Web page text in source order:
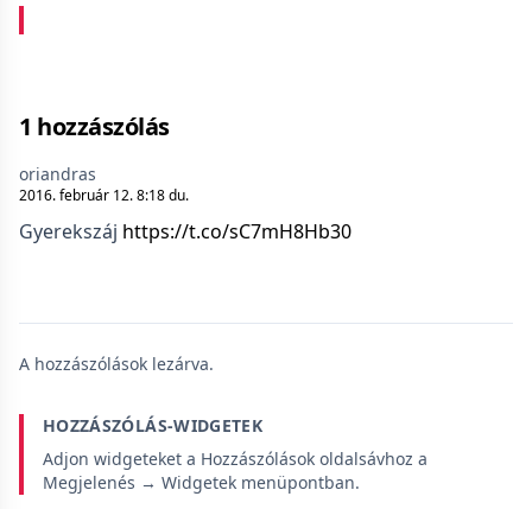
1 hozzászólás
oriandras
2016. február 12. 8:18 du.
Gyerekszáj https://t.co/sC7mH8Hb30
A hozzászólások lezárva.
HOZZÁSZÓLÁS-WIDGETEK
Adjon widgeteket a Hozzászólások oldalsávhoz a
Megjelenés → Widgetek menüpontban.